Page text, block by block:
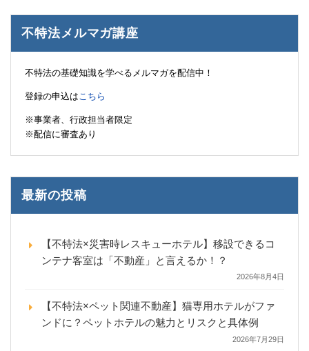
不特法メルマガ講座
不特法の基礎知識を学べるメルマガを配信中！
登録の申込は こちら
※事業者、行政担当者限定
※配信に審査あり
最新の投稿
【不特法×災害時レスキューホテル】移設できるコ
ンテナ客室は「不動産」と言えるか！？
2026年8月4日
【不特法×ペット関連不動産】猫専用ホテルがファ
ンドに？ペットホテルの魅力とリスクと具体例
2026年7月29日